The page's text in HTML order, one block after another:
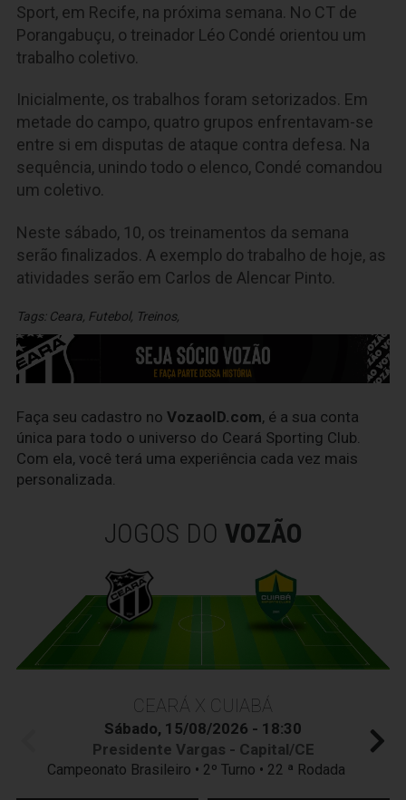
Sport, em Recife, na próxima semana. No CT de
Porangabuçu, o treinador Léo Condé orientou um
trabalho coletivo.
Inicialmente, os trabalhos foram setorizados. Em
metade do campo, quatro grupos enfrentavam-se
entre si em disputas de ataque contra defesa. Na
sequência, unindo todo o elenco, Condé comandou
um coletivo.
Neste sábado, 10, os treinamentos da semana
serão finalizados. A exemplo do trabalho de hoje, as
atividades serão em Carlos de Alencar Pinto.
Tags: Ceara, Futebol, Treinos,
Faça seu cadastro no VozaoID.com, é a sua conta
única para todo o universo do Ceará Sporting Club.
Com ela, você terá uma experiência cada vez mais
personalizada.
JOGOS DO VOZÃO
CEARÁ X CUIABÁ
Sábado, 15/08/2026 - 18:30
Presidente Vargas - Capital/CE
Campeonato Brasileiro • 2º Turno • 22 ª Rodada